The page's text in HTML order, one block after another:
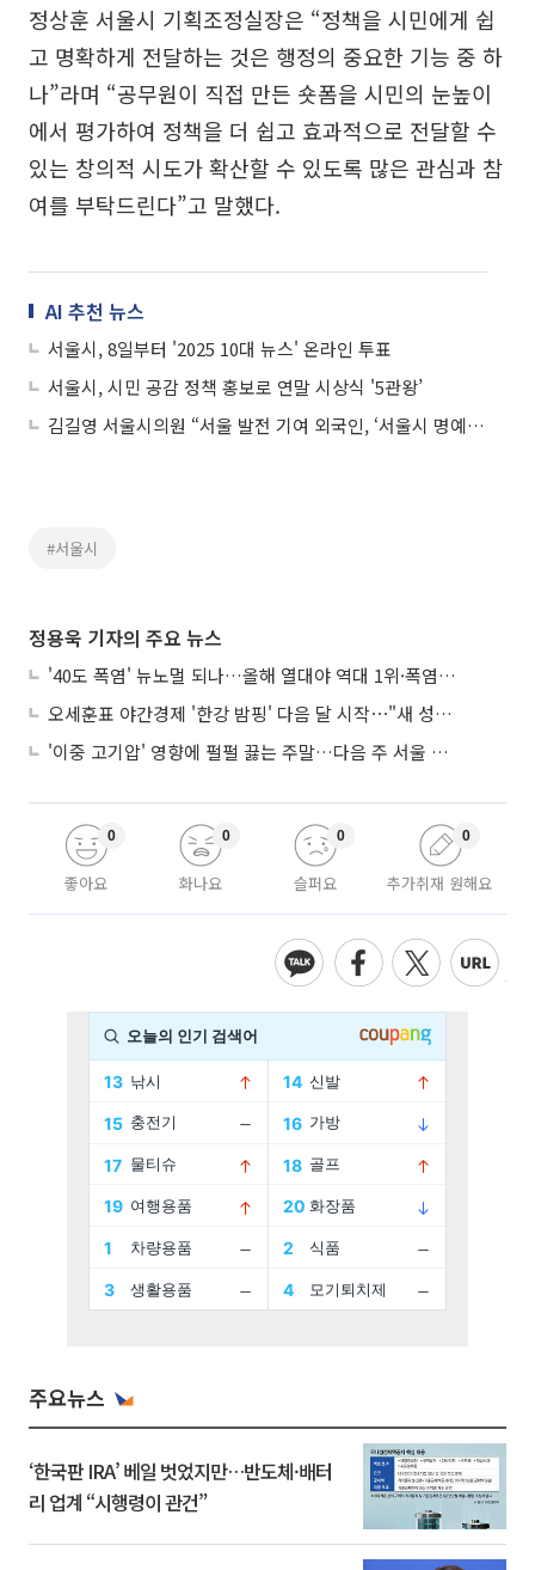
정상훈 서울시 기획조정실장은 “정책을 시민에게 쉽
고 명확하게 전달하는 것은 행정의 중요한 기능 중 하
나”라며 “공무원이 직접 만든 숏폼을 시민의 눈높이
에서 평가하여 정책을 더 쉽고 효과적으로 전달할 수
있는 창의적 시도가 확산할 수 있도록 많은 관심과 참
여를 부탁드린다”고 말했다.
AI 추천 뉴스
서울시, 8일부터 '2025 10대 뉴스' 온라인 투표
서울시, 시민 공감 정책 홍보로 연말 시상식 '5관왕’
김길영 서울시의원 “서울 발전 기여 외국인, ‘서울시 명예시민’으로 예우”
#서울시
정용욱 기자의 주요 뉴스
'40도 폭염' 뉴노멀 되나…올해 열대야 역대 1위·폭염일수 평년 3배 넘어
오세훈표 야간경제 '한강 밤핑' 다음 달 시작⋯"새 성장동력 만들 것"
'이중 고기압' 영향에 펄펄 끓는 주말…다음 주 서울 포함 서쪽이 더 덥다
좋아요
0
화나요
0
슬퍼요
0
추가취재 원해요
0
주요뉴스
‘한국판 IRA’ 베일 벗었지만…반도체·배터
리 업계 “시행령이 관건”